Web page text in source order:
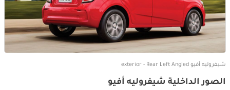
شيفروليه أفيو exterior - Rear Left Angled
الصور الداخلية شيفروليه أفيو